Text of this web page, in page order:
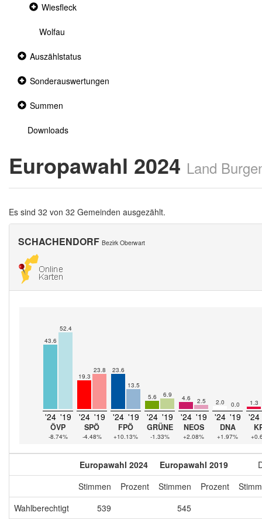
Collapsed
Wiesfleck
Wolfau
Collapsed
Auszählstatus
Collapsed
Sonderauswertungen
Collapsed
Summen
Downloads
Europawahl 2024 Land
Es sind 32 von 32 Gemeinden ausgezählt.
SCHACHENDORF Bezirk Oberwart
43.6
52.4
'24 '19
ÖVP
-8.74%
19.3
23.8
'24 '19
SPÖ
-4.48%
23.6
13.5
'24 '19
FPÖ
+10.13%
5.6 6.9
'24 '19
GRÜNE
-1.33%
4.6 2.5
'24 '19
NEOS
+2.08%
2.0 0.0
'24 '19
DNA
+1.97%
1.3
'24
Europawahl 2024 Europawahl 2019
Stimmen
Prozent Stimmen Prozent
Wahlberechtigt
539
545